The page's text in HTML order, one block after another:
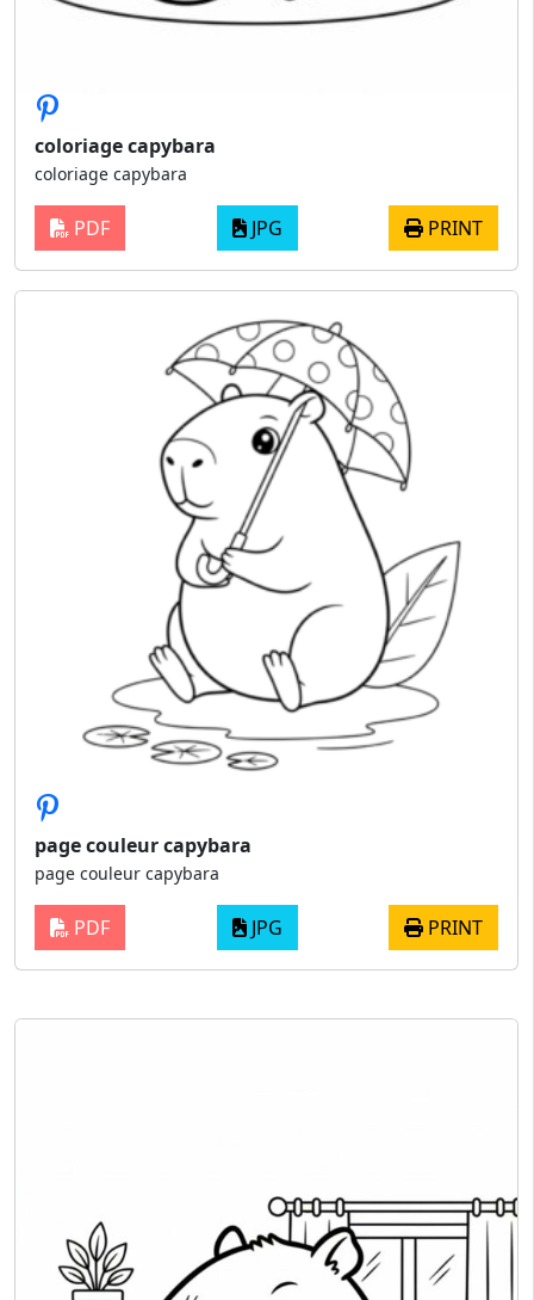
coloriage capybara
coloriage capybara
PDF JPG PRINT
page couleur capybara
page couleur capybara
PDF JPG PRINT